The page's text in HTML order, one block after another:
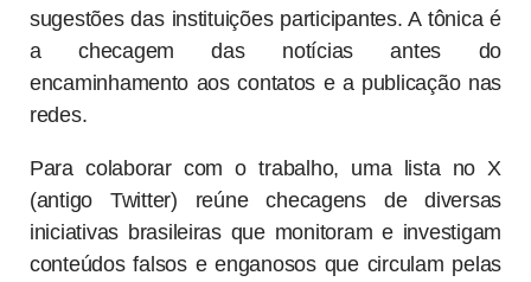
sugestões das instituições participantes. A tônica é
a checagem das notícias antes do
encaminhamento aos contatos e a publicação nas
redes.
Para colaborar com o trabalho, uma lista no X
(antigo Twitter) reúne checagens de diversas
iniciativas brasileiras que monitoram e investigam
conteúdos falsos e enganosos que circulam pelas